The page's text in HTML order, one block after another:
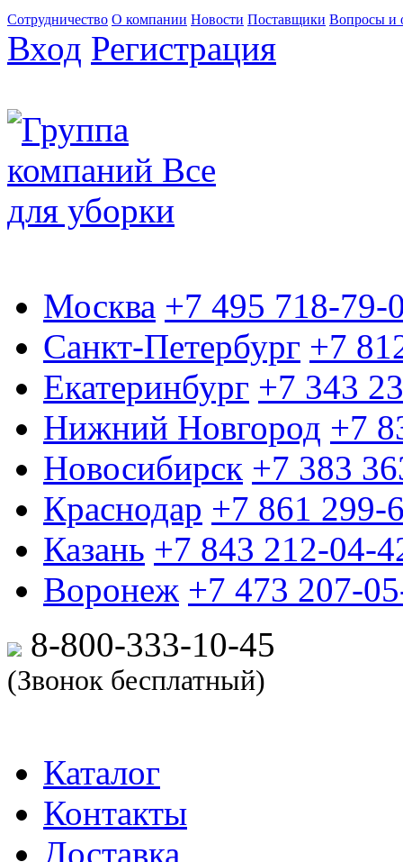
Сотрудничество О компании Новости Поставщики Вопросы и
Вход Регистрация
Москва +7 495 718-79-
Санкт-Петербург +7
Екатеринбург +7 343
Нижний Новгород +7
Новосибирск +7 383
Краснодар +7 861 299-
Казань +7 843 212-04-
Воронеж +7 473 207-
8-800-333-10-45
(Звонок бесплатный)
Каталог
Контакты
Доставка